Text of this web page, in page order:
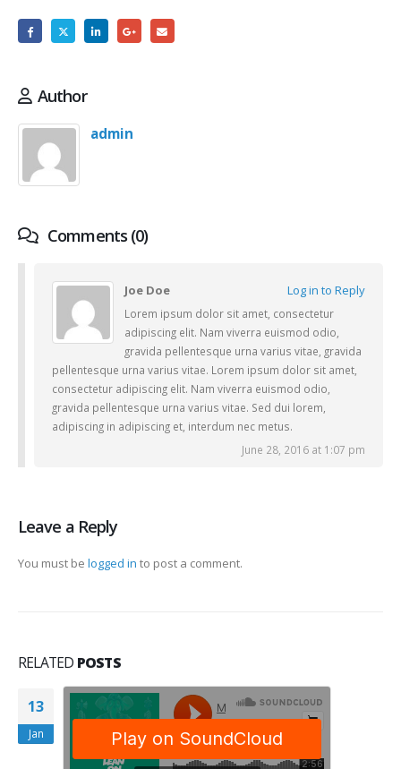
Author
admin
Comments (0)
Joe Doe Log in to Reply
Lorem ipsum dolor sit amet, consectetur
adipiscing elit. Nam viverra euismod odio,
gravida pellentesque urna varius vitae, gravida
pellentesque urna varius vitae. Lorem ipsum dolor sit amet,
consectetur adipiscing elit. Nam viverra euismod odio,
gravida pellentesque urna varius vitae. Sed dui lorem,
adipiscing in adipiscing et, interdum nec metus.
June 28, 2016 at 1:07 pm
Leave a Reply
You must be logged in to post a comment.
RELATED POSTS
13
Jan